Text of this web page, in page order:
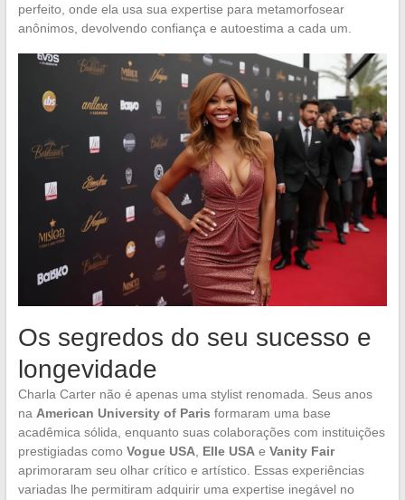
perfeito, onde ela usa sua expertise para metamorfosear
anônimos, devolvendo confiança e autoestima a cada um.
Os segredos do seu sucesso e
longevidade
Charla Carter não é apenas uma stylist renomada. Seus anos
na American University of Paris formaram uma base
acadêmica sólida, enquanto suas colaborações com instituições
prestigiadas como Vogue USA, Elle USAe Vanity Fair
aprimoraram seu olhar crítico e artístico. Essas experiências
variadas lhe permitiram adquirir uma expertise inegável no